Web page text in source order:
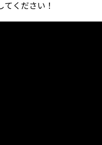
ください！